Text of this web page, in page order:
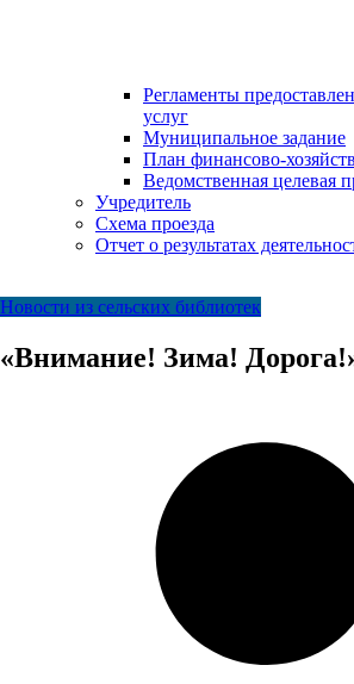
Регламенты
услуг
Муниципальное задание
План финансово-
Ведомственная целевая
Учредитель
Схема проезда
Отчет о результатах
Новости из сельских библиотек
«Внимание! Зима!